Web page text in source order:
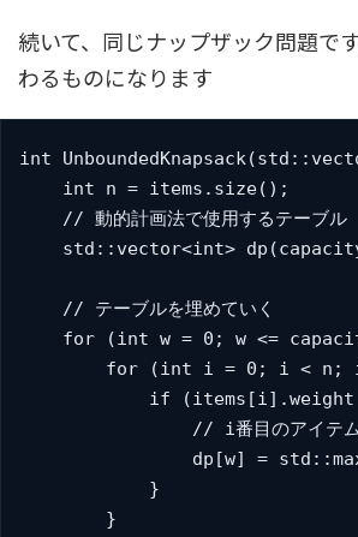
続いて、同じナップザック問題で
わるものになります
int
    int n = items.size();
    // 動的計画法で使用するテーブル
std::vector<int>
    // テーブルを埋めていく
for (int w = 0; w <=
for (int i = 0; i < n;
if
// i番目のアイテム
dp[w] =
            }
        }